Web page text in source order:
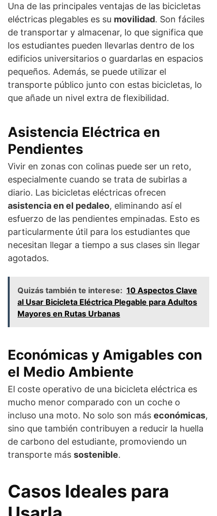
Una de las principales ventajas de las bicicletas
eléctricas plegables es su movilidad. Son fáciles
de transportar y almacenar, lo que significa que
los estudiantes pueden llevarlas dentro de los
edificios universitarios o guardarlas en espacios
pequeños. Además, se puede utilizar el
transporte público junto con estas bicicletas, lo
que añade un nivel extra de flexibilidad.
Asistencia Eléctrica en
Pendientes
Vivir en zonas con colinas puede ser un reto,
especialmente cuando se trata de subirlas a
diario. Las bicicletas eléctricas ofrecen
asistencia en el pedaleo, eliminando así el
esfuerzo de las pendientes empinadas. Esto es
particularmente útil para los estudiantes que
necesitan llegar a tiempo a sus clases sin llegar
agotados.
Quizás también te interese: 10 Aspectos Clave
al Usar Bicicleta Eléctrica Plegable para Adultos
Mayores en Rutas Urbanas
Económicas y Amigables con
el Medio Ambiente
El coste operativo de una bicicleta eléctrica es
mucho menor comparado con un coche o
incluso una moto. No solo son más económicas,
sino que también contribuyen a reducir la huella
de carbono del estudiante, promoviendo un
transporte más sostenible.
Casos Ideales para